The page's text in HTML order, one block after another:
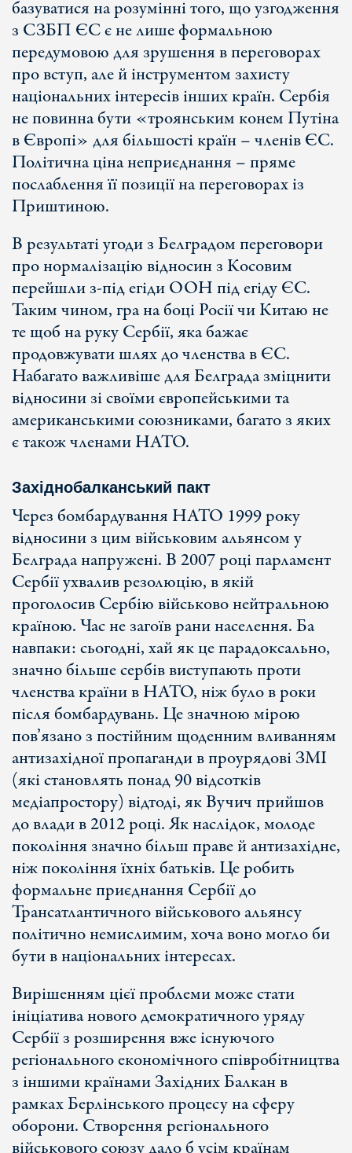
базуватися на розумінні того, що узгодження
з СЗБП ЄС є не лише формальною
передумовою для зрушення в переговорах
про вступ, але й інструментом захисту
національних інтересів інших країн. Сербія
не повинна бути «троянським конем Путіна
в Європі» для більшості країн – членів ЄС.
Політична ціна неприєднання – пряме
послаблення її позиції на переговорах із
Приштиною.
В результаті угоди з Белградом переговори
про нормалізацію відносин з Косовим
перейшли з-під егіди ООН під егіду ЄС.
Таким чином, гра на боці Росії чи Китаю не
те щоб на руку Сербії, яка бажає
продовжувати шлях до членства в ЄС.
Набагато важливіше для Белграда зміцнити
відносини зі своїми європейськими та
американськими союзниками, багато з яких
є також членами НАТО.
Західнобалканський пакт
Через бомбардування НАТО 1999 року
відносини з цим військовим альянсом у
Белграда напружені. В 2007 році парламент
Сербії ухвалив резолюцію, в якій
проголосив Сербію військово нейтральною
країною. Час не загоїв рани населення. Ба
навпаки: сьогодні, хай як це парадоксально,
значно більше сербів виступають проти
членства країни в НАТО, ніж було в роки
після бомбардувань. Це значною мірою
пов’язано з постійним щоденним вливанням
антизахідної пропаганди в проурядові ЗМІ
(які становлять понад 90 відсотків
медіапростору) відтоді, як Вучич прийшов
до влади в 2012 році. Як наслідок, молоде
покоління значно більш праве й антизахідне,
ніж покоління їхніх батьків. Це робить
формальне приєднання Сербії до
Трансатлантичного військового альянсу
політично немислимим, хоча воно могло би
бути в національних інтересах.
Вирішенням цієї проблеми може стати
ініціатива нового демократичного уряду
Сербії з розширення вже існуючого
регіонального економічного співробітництва
з іншими країнами Західних Балкан в
рамках Берлінського процесу на сферу
оборони. Створення регіонального